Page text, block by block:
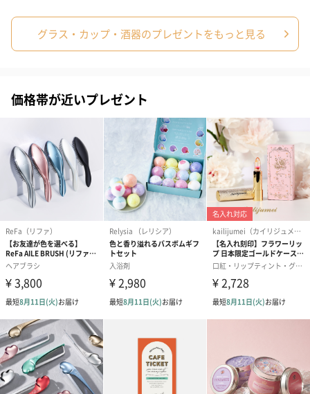
グラス・カップ・酒器のプレゼントをもっと見る
価格帯が近いプレゼント